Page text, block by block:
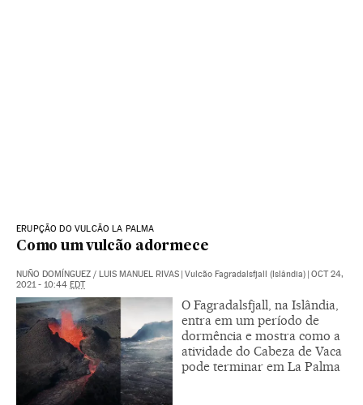
ERUPÇÃO DO VULCÃO LA PALMA
Como um vulcão adormece
NUÑO DOMÍNGUEZ / LUIS MANUEL RIVAS Vulcão Fagradalsfjall (Islândia) OCT 24,
2021 - 10:44 EDT
O Fagradalsfjall, na Islândia,
entra em um período de
dormência e mostra como a
atividade do Cabeza de Vaca
pode terminar em La Palma